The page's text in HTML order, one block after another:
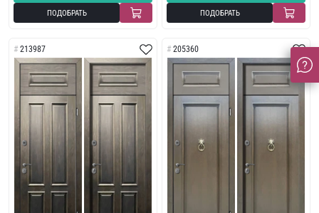
ПОДОБРАТЬ ПОДОБРАТЬ
213987 205360